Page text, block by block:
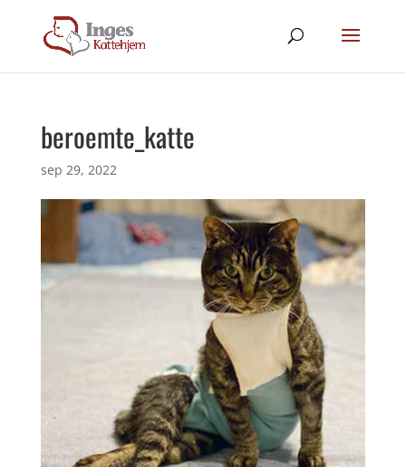
beroemte_katte
sep 29, 2022